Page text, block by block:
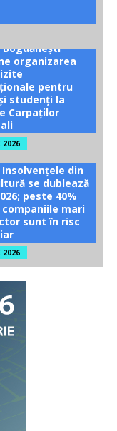
Bogdănești
organizarea
pentru
studenți la
Carpaților
2026
Insolvențele din
se dublează
peste 40%
mari
sunt în risc
2026